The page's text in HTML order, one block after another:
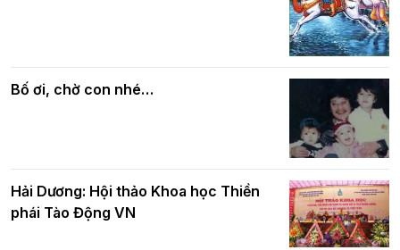
nhân mùa Phật đản PL.2570
Phật giáo chính tín Phần 7: Luật nhân
quả
Bố ơi, chờ con nhé…
Hải Dương: Hội thảo Khoa học Thiền
phái Tào Động VN